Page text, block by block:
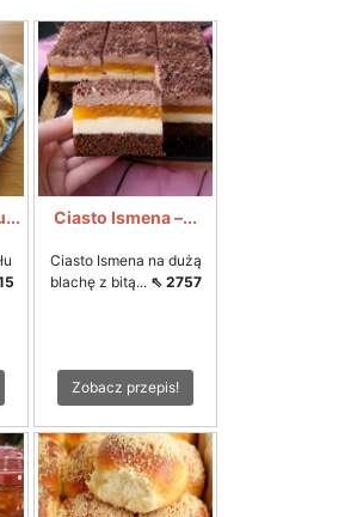
Ciasto Ismena –...
Ciasto Ismena na dużą
blachę z bitą... ⇖ 2757
Zobacz przepis!